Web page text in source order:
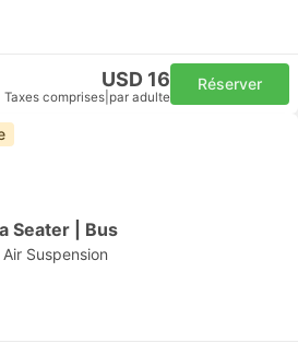
USD 16
Taxes comprises par adulte
Réserver
Seater | Bus
Suspension